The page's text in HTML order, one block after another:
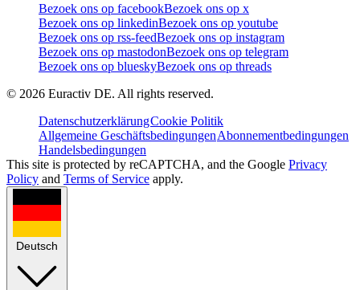
Bezoek ons op facebookBezoek ons op x
Bezoek ons op linkedinBezoek ons op youtube
Bezoek ons op rss-feedBezoek ons op instagram
Bezoek ons op mastodonBezoek ons op telegram
Bezoek ons op blueskyBezoek ons op threads
© 2026 Euractiv DE. All rights reserved.
DatenschutzerklärungCookie Politik
Allgemeine GeschäftsbedingungenAbonnementbedingungen
Handelsbedingungen
This site is protected by reCAPTCHA, and the Google Privacy
Policy and Terms of Service apply.
Deutsch